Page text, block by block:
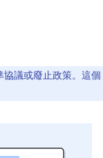
協議或廢止政策。這個